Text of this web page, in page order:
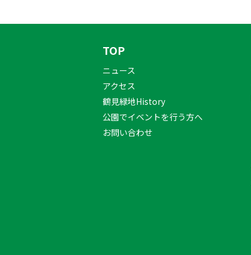
TOP
ニュース
アクセス
鶴見緑地History
公園でイベントを行う方へ
お問い合わせ